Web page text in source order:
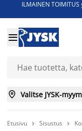
ILMAINEN

 Valitse JYSK-
Etusivu  Sisustus 